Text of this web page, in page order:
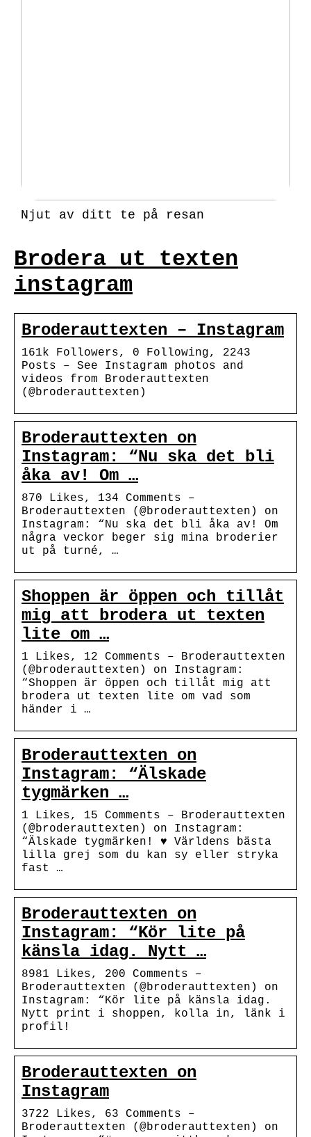
Njut av ditt te på resan
Brodera ut texten
instagram
Broderauttexten – Instagram
161k Followers, 0 Following, 2243
Posts – See Instagram photos and
videos from Broderauttexten
(@broderauttexten)
Broderauttexten on
Instagram: “Nu ska det bli
åka av! Om …
870 Likes, 134 Comments –
Broderauttexten (@broderauttexten) on
Instagram: “Nu ska det bli åka av! Om
några veckor beger sig mina broderier
ut på turné, …
Shoppen är öppen och tillåt
mig att brodera ut texten
lite om …
1 Likes, 12 Comments – Broderauttexten
(@broderauttexten) on Instagram:
“Shoppen är öppen och tillåt mig att
brodera ut texten lite om vad som
händer i …
Broderauttexten on
Instagram: “Älskade
tygmärken …
1 Likes, 15 Comments – Broderauttexten
(@broderauttexten) on Instagram:
“Älskade tygmärken! ♥️ Världens bästa
lilla grej som du kan sy eller stryka
fast …
Broderauttexten on
Instagram: “Kör lite på
känsla idag. Nytt …
8981 Likes, 200 Comments –
Broderauttexten (@broderauttexten) on
Instagram: “Kör lite på känsla idag.
Nytt print i shoppen, kolla in, länk i
profil!
Broderauttexten on
Instagram
3722 Likes, 63 Comments –
Broderauttexten (@broderauttexten) on